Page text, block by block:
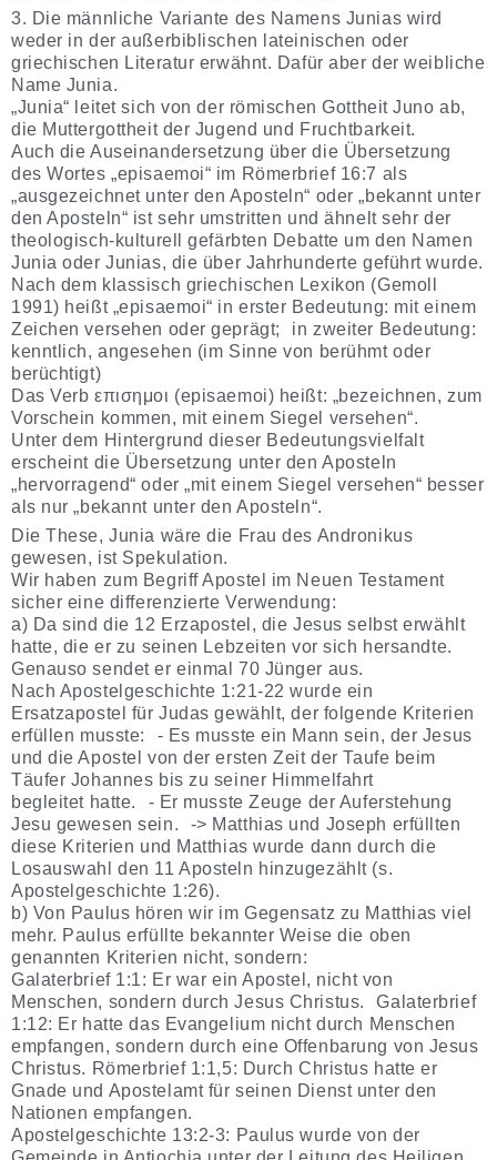
3. Die männliche Variante des Namens Junias wird
weder in der außerbiblischen lateinischen oder
griechischen Literatur erwähnt. Dafür aber der weibliche
Name Junia.
„Junia“ leitet sich von der römischen Gottheit Juno ab,
die Muttergottheit der Jugend und Fruchtbarkeit.
Auch die Auseinandersetzung über die Übersetzung
des Wortes „episaemoi“ im Römerbrief 16:7 als
„ausgezeichnet unter den Aposteln“ oder „bekannt unter
den Aposteln“ ist sehr umstritten und ähnelt sehr der
theologisch-kulturell gefärbten Debatte um den Namen
Junia oder Junias, die über Jahrhunderte geführt wurde.
Nach dem klassisch griechischen Lexikon (Gemoll
1991) heißt „episaemoi“ in erster Bedeutung: mit einem
Zeichen versehen oder geprägt; in zweiter Bedeutung:
kenntlich, angesehen (im Sinne von berühmt oder
berüchtigt)
Das Verb επισημοι (episaemoi) heißt: „bezeichnen, zum
Vorschein kommen, mit einem Siegel versehen“.
Unter dem Hintergrund dieser Bedeutungsvielfalt
erscheint die Übersetzung unter den Aposteln
„hervorragend“ oder „mit einem Siegel versehen“ besser
als nur „bekannt unter den Aposteln“.
Die These, Junia wäre die Frau des Andronikus
gewesen, ist Spekulation.
Wir haben zum Begriff Apostel im Neuen Testament
sicher eine differenzierte Verwendung:
a) Da sind die 12 Erzapostel, die Jesus selbst erwählt
hatte, die er zu seinen Lebzeiten vor sich hersandte.
Genauso sendet er einmal 70 Jünger aus.
Nach Apostelgeschichte 1:21-22 wurde ein
Ersatzapostel für Judas gewählt, der folgende Kriterien
erfüllen musste: - Es musste ein Mann sein, der Jesus
und die Apostel von der ersten Zeit der Taufe beim
Täufer Johannes bis zu seiner Himmelfahrt
begleitet hatte. - Er musste Zeuge der Auferstehung
Jesu gewesen sein. -> Matthias und Joseph erfüllten
diese Kriterien und Matthias wurde dann durch die
Losauswahl den 11 Aposteln hinzugezählt (s.
Apostelgeschichte 1:26).
b) Von Paulus hören wir im Gegensatz zu Matthias viel
mehr. Paulus erfüllte bekannter Weise die oben
genannten Kriterien nicht, sondern:
Galaterbrief 1:1: Er war ein Apostel, nicht von
Menschen, sondern durch Jesus Christus. Galaterbrief
1:12: Er hatte das Evangelium nicht durch Menschen
empfangen, sondern durch eine Offenbarung von Jesus
Christus. Römerbrief 1:1,5: Durch Christus hatte er
Gnade und Apostelamt für seinen Dienst unter den
Nationen empfangen.
Apostelgeschichte 13:2-3: Paulus wurde von der